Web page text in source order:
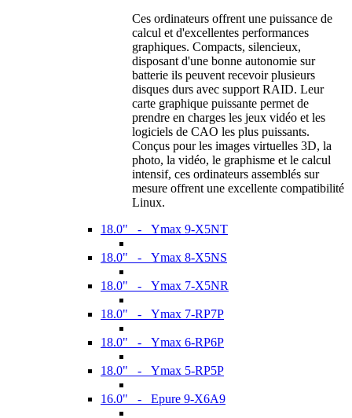
Ces ordinateurs offrent une puissance de
calcul et d'excellentes performances
graphiques. Compacts, silencieux,
disposant d'une bonne autonomie sur
batterie ils peuvent recevoir plusieurs
disques durs avec support RAID. Leur
carte graphique puissante permet de
prendre en charges les jeux vidéo et les
logiciels de CAO les plus puissants.
Conçus pour les images virtuelles 3D, la
photo, la vidéo, le graphisme et le calcul
intensif, ces ordinateurs assemblés sur
mesure offrent une excellente compatibilité
Linux.
18.0" - Ymax 9-X5NT
18.0" - Ymax 8-X5NS
18.0" - Ymax 7-X5NR
18.0" - Ymax 7-RP7P
18.0" - Ymax 6-RP6P
18.0" - Ymax 5-RP5P
16.0" - Epure 9-X6A9